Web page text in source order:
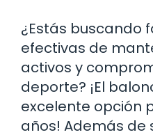
¿Estás buscando
efectivas de
activos y
deporte? ¡El
excelente opción
años! Además de